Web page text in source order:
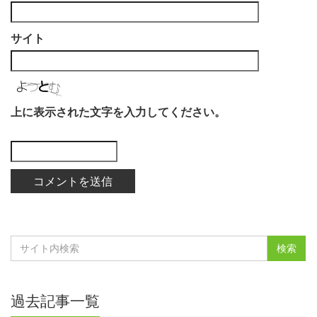
サイト
上に表示された文字を入力してください。
過去記事一覧